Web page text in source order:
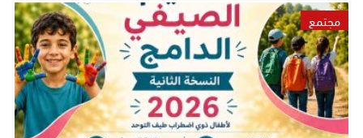
مجتمع